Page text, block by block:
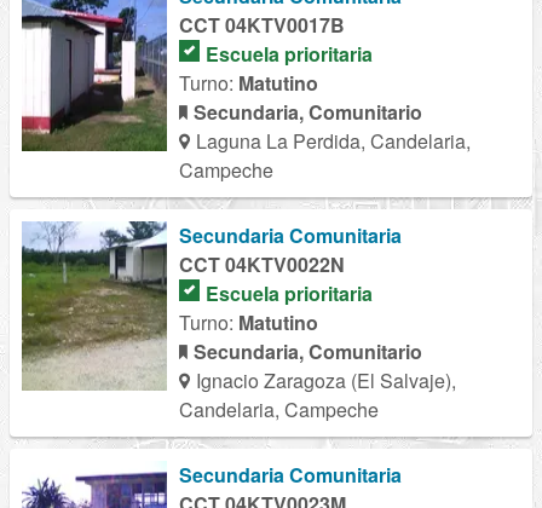
CCT 04KTV0017B
Escuela prioritaria
Turno: Matutino
Secundaria, Comunitario
Laguna La Perdida, Candelaria,
Campeche
Secundaria Comunitaria
CCT 04KTV0022N
Escuela prioritaria
Turno: Matutino
Secundaria, Comunitario
Ignacio Zaragoza (El Salvaje),
Candelaria, Campeche
Secundaria Comunitaria